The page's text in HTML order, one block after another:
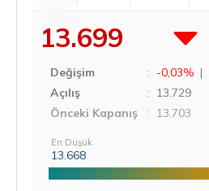
13.699
Değişim : -0,03% |
Açılış
: 13.729
Önceki Kapanış
: 13.703
En Düşük
13.668